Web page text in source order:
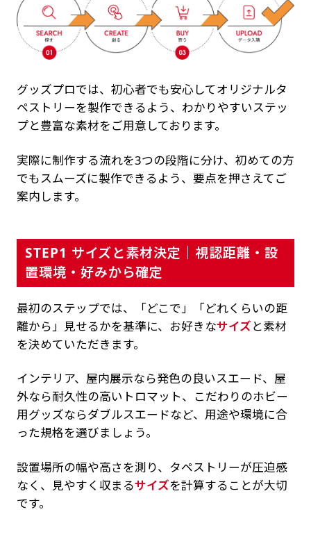
グッズプロでは、初心者でも安心してオリジナルタ
ペストリーを製作できるよう、わかりやすいステッ
プと豊富な素材をご用意しております。
実際に制作する流れを3つの段階に分け、初めての方
でもスムーズに製作できるよう、要点を押さえてご
案内します。
STEP1 サイズと素材決定｜視認距離・設
置環境・好みから確定
最初のステップでは、「どこで」「どれくらいの距
離から」見せるかを基準に、お好きなサイズと素材
を決めていただきます。
インテリア、屋内展示なら発色の良いスエード、屋
外なら耐久性の高いトロマット、こだわりのホビー
用グッズならダブルスエードなど、用途や環境に合
った規格を選びましょう。
設置場所の幅や高さを測り、タペストリーが圧迫感
なく、見やすく収まるサイズを計算することが大切
です。